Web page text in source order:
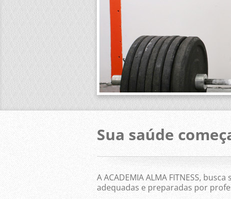
Sua saúde
A ACADEMIA ALMA FITNESS,
adequadas e preparadas por